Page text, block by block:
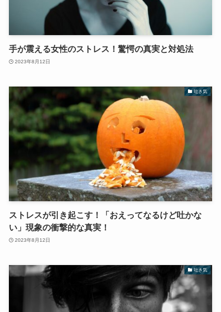
手が震える女性のストレス！驚愕の真実と対処法
2023年8月12日
吐き気
ストレスが引き起こす！「おえってなるけど吐かな
い」現象の衝撃的な真実！
2023年8月12日
吐き気